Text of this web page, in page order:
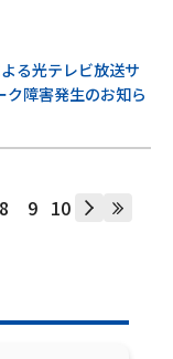
る光テレビ放送サ
障害発生のお知ら
8 9 10